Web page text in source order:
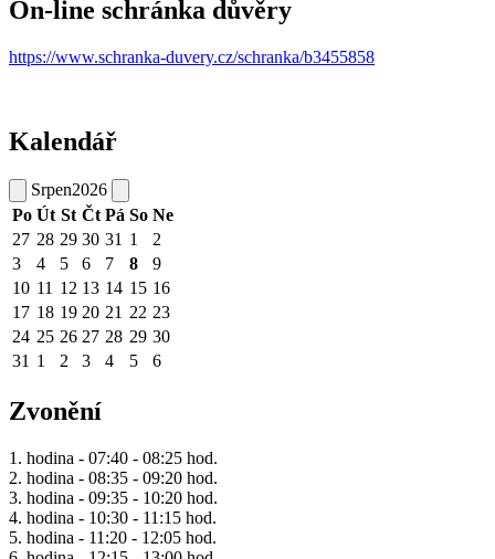
On-line schránka důvěry
https://www.schranka-duvery.cz/schranka/b3455858
Kalendář
Srpen2026
Po Út St Čt Pá So Ne
27 28 29 30 31 1
2
3
4 5 6 7 8
9
10 11 12 13 14 15 16
17 18 19 20 21 22 23
24 25 26 27 28 29 30
31 1 2 3 4 5 6
Zvonění
1. hodina - 07:40 - 08:25 hod.
2. hodina - 08:35 - 09:20 hod.
3. hodina - 09:35 - 10:20 hod.
4. hodina - 10:30 - 11:15 hod.
5. hodina - 11:20 - 12:05 hod.